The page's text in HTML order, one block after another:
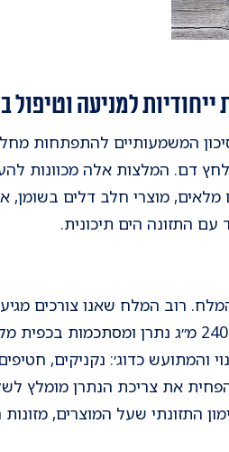
למניעה וטיפול
דם. המלצות אלה מכוונות
מלאים, מוצרי חלב דלים
רוב המלח שאנו צורכים
והמתועש כדוג׳: נקניקים,
את צריכת הנתרן מומלץ